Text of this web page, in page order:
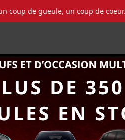
coup de gueule, un coup de